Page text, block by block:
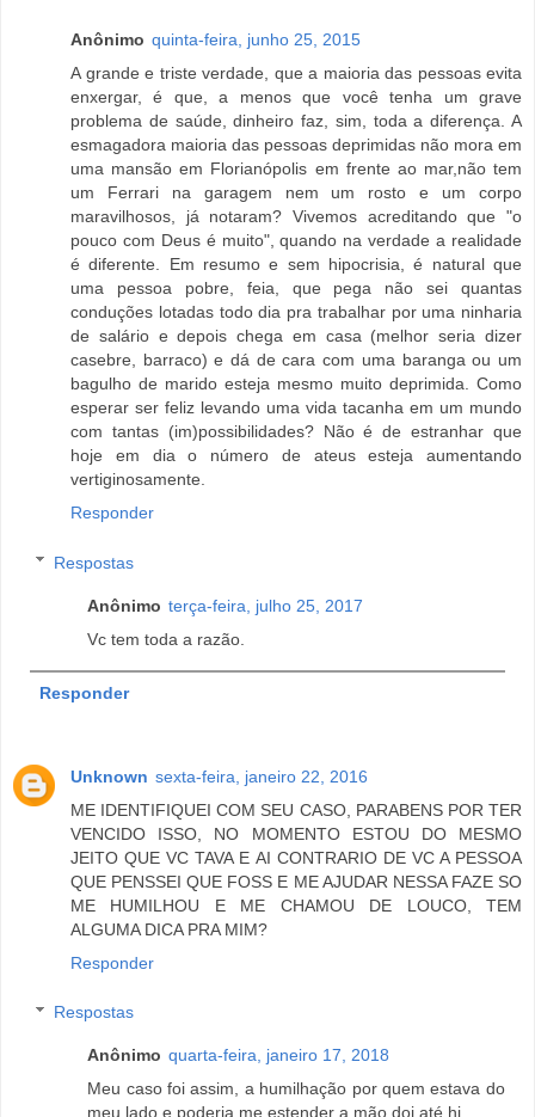
Anônimo quinta-feira, junho 25, 2015
A grande e triste verdade, que a maioria das pessoas evita
enxergar, é que, a menos que você tenha um grave
problema de saúde, dinheiro faz, sim, toda a diferença. A
esmagadora maioria das pessoas deprimidas não mora em
uma mansão em Florianópolis em frente ao mar,não tem
um Ferrari na garagem nem um rosto e um corpo
maravilhosos, já notaram? Vivemos acreditando que "o
pouco com Deus é muito", quando na verdade a realidade
é diferente. Em resumo e sem hipocrisia, é natural que
uma pessoa pobre, feia, que pega não sei quantas
conduções lotadas todo dia pra trabalhar por uma ninharia
de salário e depois chega em casa (melhor seria dizer
casebre, barraco) e dá de cara com uma baranga ou um
bagulho de marido esteja mesmo muito deprimida. Como
esperar ser feliz levando uma vida tacanha em um mundo
com tantas (im)possibilidades? Não é de estranhar que
hoje em dia o número de ateus esteja aumentando
vertiginosamente.
Responder
Respostas
Anônimo terça-feira, julho 25, 2017
Vc tem toda a razão.
Responder
Unknown sexta-feira, janeiro 22, 2016
ME IDENTIFIQUEI COM SEU CASO, PARABENS POR TER
VENCIDO ISSO, NO MOMENTO ESTOU DO MESMO
JEITO QUE VC TAVA E AI CONTRARIO DE VC A PESSOA
QUE PENSSEI QUE FOSS E ME AJUDAR NESSA FAZE SO
ME HUMILHOU E ME CHAMOU DE LOUCO, TEM
ALGUMA DICA PRA MIM?
Responder
Respostas
Anônimo quarta-feira, janeiro 17, 2018
Meu caso foi assim, a humilhação por quem estava do
meu lado e poderia me estender a mão.doi até hj.